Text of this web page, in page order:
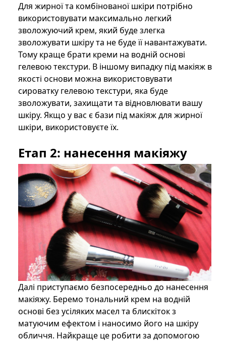
Для жирної та комбінованої шкіри потрібно
використовувати максимально легкий
зволожуючий крем, який буде злегка
зволожувати шкіру та не буде її навантажувати.
Тому краще брати креми на водній основі
гелевою текстури. В іншому випадку під макіяж в
якості основи можна використовувати
сироватку гелевою текстури, яка буде
зволожувати, захищати та відновлювати вашу
шкіру. Якщо у вас є бази під макіяж для жирної
шкіри, використовуєте їх.
Етап 2: нанесення макіяжу
Далі приступаємо безпосередньо до нанесення
макіяжу. Беремо тональний крем на водній
основі без усіляких масел та блискіток з
матуючим ефектом і наносимо його на шкіру
обличчя. Найкраще це робити за допомогою